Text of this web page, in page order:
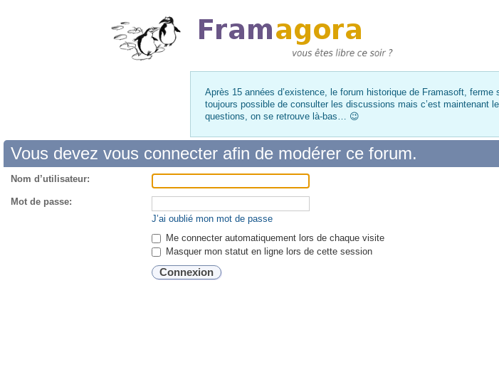
Après 15 années d’existence, le forum historique de Framasoft,
toujours possible de consulter les discussions mais c’est maintenant
questions, on se retrouve là-bas… 😉
Vous devez vous connecter afin de modérer ce forum.
Nom d’utilisateur:
Mot de passe:
J’ai oublié mon mot de passe
Me connecter automatiquement lors de chaque visite
Masquer mon statut en ligne lors de cette session